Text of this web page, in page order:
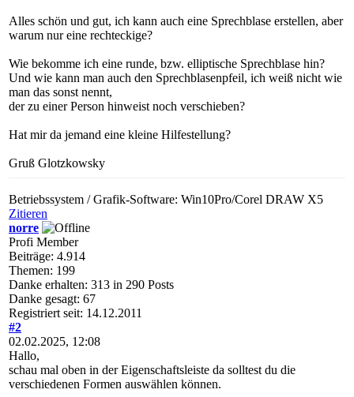
Alles schön und gut, ich kann auch eine Sprechblase erstellen, aber
warum nur eine rechteckige?
Wie bekomme ich eine runde, bzw. elliptische Sprechblase hin?
Und wie kann man auch den Sprechblasenpfeil, ich weiß nicht wie
man das sonst nennt,
der zu einer Person hinweist noch verschieben?
Hat mir da jemand eine kleine Hilfestellung?
Gruß Glotzkowsky
Betriebssystem / Grafik-Software: Win10Pro/Corel DRAW X5
Zitieren
norre
Profi Member
Beiträge: 4.914
Themen: 199
Danke erhalten: 313 in 290 Posts
Danke gesagt: 67
Registriert seit: 14.12.2011
#2
02.02.2025, 12:08
Hallo,
schau mal oben in der Eigenschaftsleiste da solltest du die
verschiedenen Formen auswählen können.